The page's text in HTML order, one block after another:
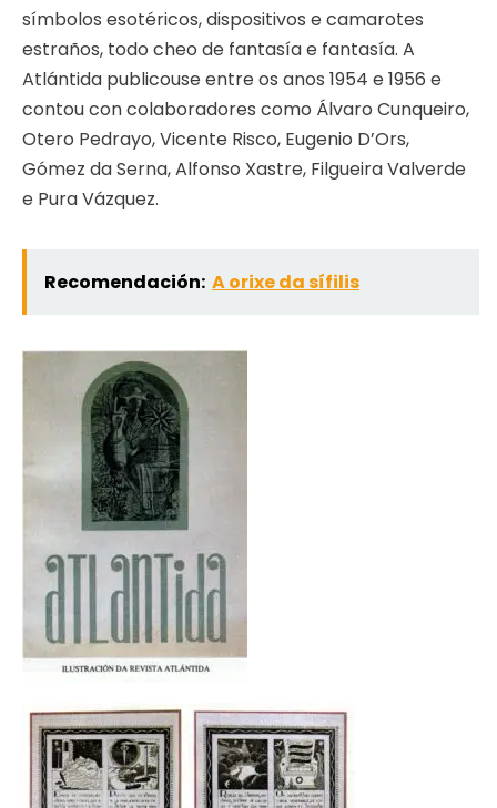
símbolos esotéricos, dispositivos e camarotes
estraños, todo cheo de fantasía e fantasía. A
Atlántida publicouse entre os anos 1954 e 1956 e
contou con colaboradores como Álvaro Cunqueiro,
Otero Pedrayo, Vicente Risco, Eugenio D’Ors,
Gómez da Serna, Alfonso Xastre, Filgueira Valverde
e Pura Vázquez.
Recomendación: A orixe da sífilis